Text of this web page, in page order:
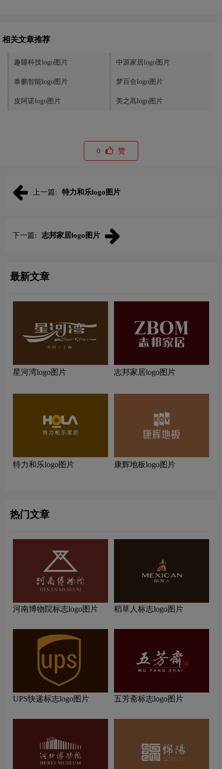
相关文章推荐
趣睡科技logo图片 中源家居logo图片
泰鹏智能logo图片 梦百合logo图片
皮阿诺logo图片 美之高logo图片
0 赞
上一篇: 特力和乐logo图片
下一篇: 志邦家居logo图片
最新文章
星河湾logo图片 志邦家居logo图片
特力和乐logo图片 康辉地板logo图片
热门文章
河南博物院标志logo图片 稻草人标志logo图片
UPS快递标志logo图片 五芳斋标志logo图片